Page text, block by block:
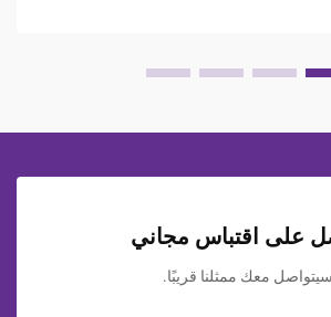
على اقتباس مجاني
سيتواصل معك ممثلنا قريبًا.